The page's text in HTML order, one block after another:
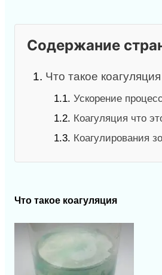
Содержание
1. Что такое коагуляция
1.1. Ускорение
1.2. Коагуляция что
1.3. Коагулирования
Что такое коагуляция